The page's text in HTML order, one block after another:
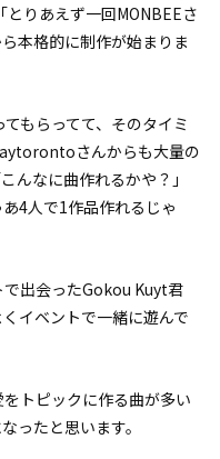
りあえず一回MONBEEさ
本格的に制作が始まりま
もらってて、そのタイミ
さんからも大量の
んなに曲作れるかや？」
4人で1作品作れるじゃ
で出会ったGokou Kuyt君
イベントで一緒に遊んで
トピックに作る曲が多い
ったと思います。